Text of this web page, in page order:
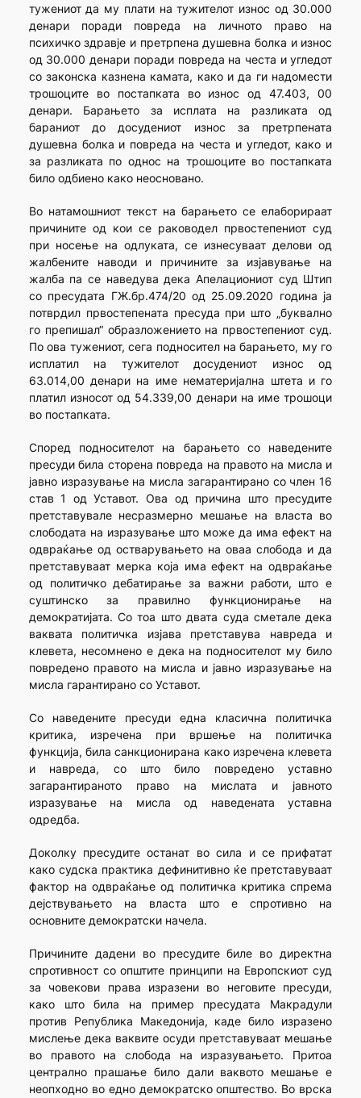
тужениот да му плати на тужителот износ од 30.000
денари поради повреда на личното право на
психичко здравје и претрпена душевна болка и износ
од 30.000 денари поради повреда на честа и угледот
со законска казнена камата, како и да ги надомести
трошоците во постапката во износ од 47.403, 00
денари. Барањето за исплата на разликата од
бараниот до досудениот износ за претрпената
душевна болка и повреда на честа и угледот, како и
за разликата по однос на трошоците во постапката
било одбиено како неосновано.
Во натамошниот текст на барањето се елаборираат
причините од кои се раководел првостепениот суд
при носење на одлуката, се изнесуваат делови од
жалбените наводи и причините за изјавување на
жалба па се наведува дека Апелациониот суд Штип
со пресудата ГЖ.бр.474/20 од 25.09.2020 година ја
потврдил првостепената пресуда при што „буквално
го препишал“ образложението на првостепениот суд.
По ова тужениот, сега подносител на барањето, му го
исплатил на тужителот досудениот износ од
63.014,00 денари на име нематеријална штета и го
платил износот од 54.339,00 денари на име трошоци
во постапката.
Според подносителот на барањето со наведените
пресуди била сторена повреда на правото на мисла и
јавно изразување на мисла загарантирано со член 16
став 1 од Уставот. Ова од причина што пресудите
претставувале несразмерно мешање на власта во
слободата на изразување што може да има ефект на
одвраќање од остварувањето на оваа слобода и да
претставуваат мерка која има ефект на одвраќање
од политичко дебатирање за важни работи, што е
суштинско за правилно функционирање на
демократијата. Со тоа што двата суда сметале дека
ваквата политичка изјава претставува навреда и
клевета, несомнено е дека на подносителот му било
повредено правото на мисла и јавно изразување на
мисла гарантирано со Уставот.
Со наведените пресуди една класична политичка
критика, изречена при вршење на политичка
функција, била санкционирана како изречена клевета
и навреда, со што било повредено уставно
загарантираното право на мислата и јавното
изразување на мисла од наведената уставна
одредба.
Доколку пресудите останат во сила и се прифатат
како судска практика дефинитивно ќе претставуваат
фактор на одвраќање од политичка критика спрема
дејствувањето на власта што е спротивно на
основните демократски начела.
Причините дадени во пресудите биле во директна
спротивност со општите принципи на Европскиот суд
за човекови права изразени во неговите пресуди,
како што била на пример пресудата Макрадули
против Република Македонија, каде било изразено
мислење дека ваквите осуди претставуваат мешање
во правото на слобода на изразувањето. Притоа
централно прашање било дали ваквото мешање е
неопходно во едно демократско општество. Во врска